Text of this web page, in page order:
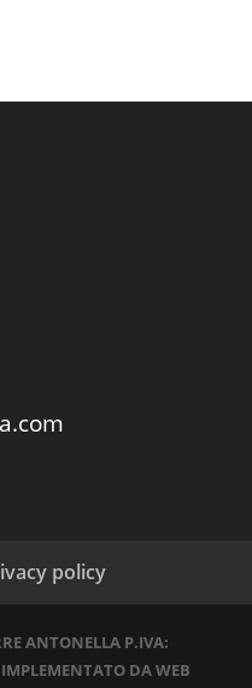
policy
ANTONELLA P.IVA:
DAWEB